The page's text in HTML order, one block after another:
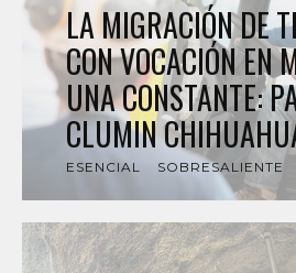
LA MIGRACIÓN DE
CON VOCACIÓN EN
UNA CONSTANTE:
CLUMIN
ESENCIAL SOBRESALIENTE